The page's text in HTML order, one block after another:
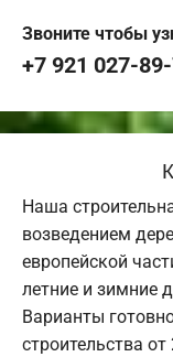
Звоните чтобы
+7 921 027-
Наша
возведением
европейской
летние и зимние
Варианты
строительства